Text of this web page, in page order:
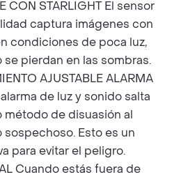
CON STARLIGHT El sensor
captura imágenes con
condiciones de poca luz,
pierdan en las sombras.
AJUSTABLE ALARMA
de luz y sonido salta
de disuasión al
Esto es un
para evitar el peligro.
Cuando estás fuera de